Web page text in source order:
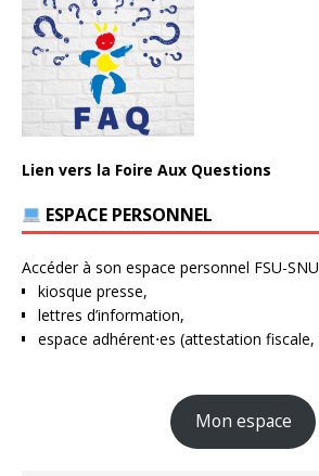
Lien vers la Foire Aux Questions
ESPACE PERSONNEL
Accéder à son espace personnel FSU-
kiosque presse,
lettres d’information,
espace adhérent⋅es (attestation fiscale,
Mon espace